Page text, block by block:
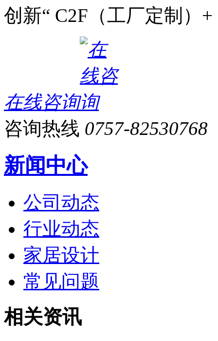
创新“ C2F（工厂定制）
在线咨询
咨询热线 0757-82530768
新闻中心
公司动态
行业动态
家居设计
常见问题
相关资讯